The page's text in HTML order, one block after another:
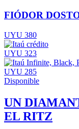
FIÓDOR
UYU 380
UYU 323
UYU 285
Disponible
UN
EL RITZ